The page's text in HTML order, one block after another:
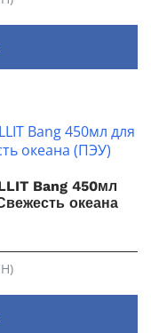
Bang 450мл
океана